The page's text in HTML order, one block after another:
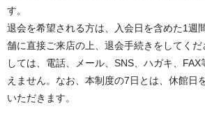
す。
退会を希望される方は、入会日を含めた1週
舗に直接ご来店の上、退会手続きをしてくだ
しては、電話、メール、SNS、ハガキ、
えません。なお、本制度の7日とは、休館日
いただきます。